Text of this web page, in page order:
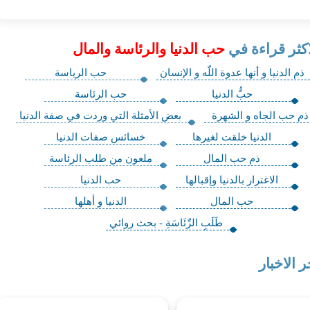
قراءة في حب الدنيا والرئاسة والمال
ذم الدنيا و أنها عدوة اللّه و الإنسان
حب الرياسة
حبُّ الدنيا
حب الرئاسة
ذم حب الجاه و الشهرة
بعض الأمثلة التي وردت في صفة الدنيا
الدنيا خلقت لغيرها
خسائس صفات الدنيا
ذم حب المال‏
ملعون من طلب الرئاسة
الاغترار بالدنيا وإقبالها
حب الدنيا
حب المال‏
الدنيا و أهلها
طَلَبِ الرِّئَاسَةِ - بحث روائي
الاخبار